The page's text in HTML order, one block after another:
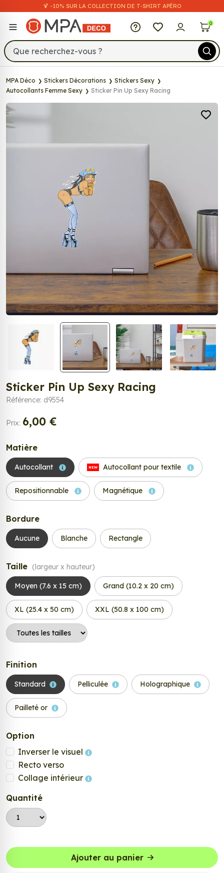
🍹 -10% SUR LA COLLECTION DE T-SHIRT APÉRO
MPA Déco 0
MPA Déco Stickers Décorations
Stickers Sexy
Autocollants Femme Sexy
Sticker Pin Up Sexy Racing
Sticker Pin Up Sexy Racing
Référence: d9554
Prix: 6,00 €
Matière
Autocollant NEW Autocollant pour textile
Repositionnable Magnétique
Bordure
Aucune Blanche Rectangle
Taille (largeur x hauteur)
Moyen (7.6 x 15 cm) Grand (10.2 x 20 cm)
XL (25.4 x 50 cm) XXL (50.8 x 100 cm)
Finition
Standard Pelliculée Holographique
Pailleté or
Option
Inverser le visuel
Recto verso
Collage intérieur
Quantité
Ajouter au panier